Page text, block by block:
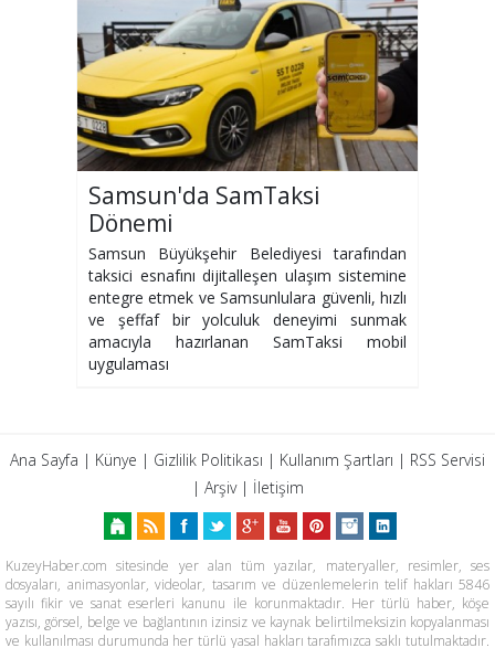
Samsun'da SamTaksi
Dönemi
Samsun Büyükşehir Belediyesi tarafından
taksici esnafını dijitalleşen ulaşım sistemine
entegre etmek ve Samsunlulara güvenli, hızlı
ve şeffaf bir yolculuk deneyimi sunmak
amacıyla hazırlanan SamTaksi mobil
uygulaması
Ana Sayfa | Künye | Gizlilik Politikası | Kullanım Şartları | RSS Servisi
| Arşiv| İletişim
KuzeyHaber.com sitesinde yer alan tüm yazılar, materyaller, resimler, ses
dosyaları, animasyonlar, videolar, tasarım ve düzenlemelerin telif hakları 5846
sayılı fikir ve sanat eserleri kanunu ile korunmaktadır. Her türlü haber, köşe
yazısı, görsel, belge ve bağlantının izinsiz ve kaynak belirtilmeksizin kopyalanması
ve kullanılması durumunda her türlü yasal hakları tarafımızca saklı tutulmaktadır.